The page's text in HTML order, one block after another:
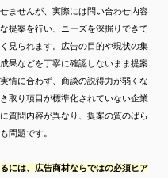
ませんが、実際には問い合わせ内容
提案を行い、ニーズを深掘りできて
見られます。広告の目的や現状の集
果などを丁寧に確認しないまま提案
情に合わず、商談の説得力が弱くな
取り項目が標準化されていない企業
質問内容が異なり、提案の質のばら
問題です。
には、広告商材ならではの必須ヒア